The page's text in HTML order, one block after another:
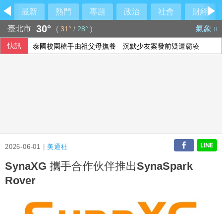
最新 熱門 專題 政治 社會
財經
臺北市 30° ( 31° / 28° ) 氣象
快訊 泰國校園槍手由祖父母撫養 沉默少友案發前疑遭霸凌
2026-06-01 |美通社
SynaXG 攜手合作伙伴推出SynaSpark
Rover